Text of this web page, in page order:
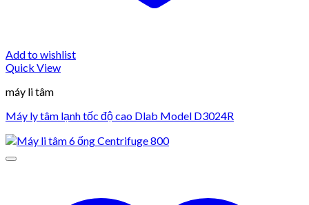
Add to wishlist
Quick View
máy li tâm
Máy ly tâm lạnh tốc độ cao Dlab Model D3024R